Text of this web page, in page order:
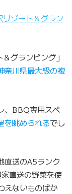
ゾート＆グラン
グランピング」
奈川県最大級の複
、BBQ専用スペ
を眺められるでし
直送のA5ランク
直送の野菜を使
えないものばか